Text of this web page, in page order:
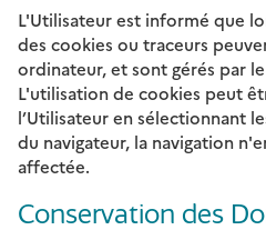
L'Utilisateur est informé que
des cookies ou traceurs
ordinateur, et sont gérés par
L'utilisation de cookies peut
l’Utilisateur en sélectionnant
du navigateur, la navigation
affectée.
Conservation des